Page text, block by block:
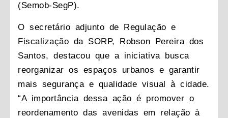
(Semob-SegP).
O secretário adjunto de Regulação e
Fiscalização da SORP, Robson Pereira dos
Santos, destacou que a iniciativa busca
reorganizar os espaços urbanos e garantir
mais segurança e qualidade visual à cidade.
“A importância dessa ação é promover o
reordenamento das avenidas em relação à